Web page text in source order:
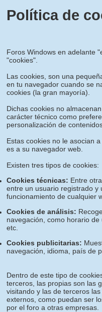
Política de
Foros Windows en adelante
"cookies".
Las cookies, son una
en tu navegador cuando se
cookies (la gran mayoría).
Dichas cookies no
carácter técnico como
personalización de
Estas cookies no le asocian
es a su navegador web.
Existen tres tipos de cookies:
Cookies técnicas: Entre
entre un usuario registrado y
funcionamiento de cualquier
Cookies de análisis:
navegación, como horario
etc.
Cookies publicitarias:
navegación, idioma, país de
Dentro de este tipo de
terceros, las propias son las
visitando y las de terceros
externos, como puedan ser
por el foro a otras empresas.